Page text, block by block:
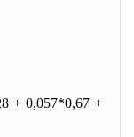
+ 0,057*0,67 +